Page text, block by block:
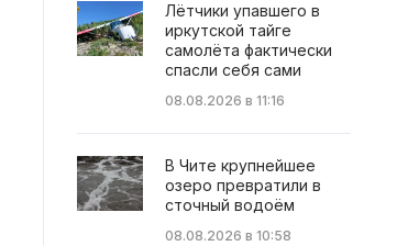
Лётчики упавшего в
иркутской тайге
самолёта фактически
спасли себя сами
08.08.2026 в 11:16
В Чите крупнейшее
озеро превратили в
сточный водоём
08.08.2026 в 10:58